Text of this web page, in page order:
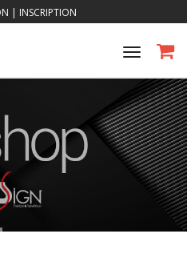
| INSCRIPTION
Toggle